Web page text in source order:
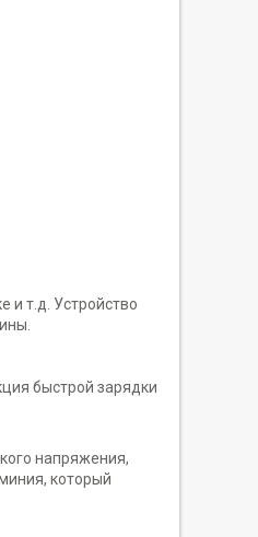
и т.д. Устройство
быстрой зарядки
напряжения,
который